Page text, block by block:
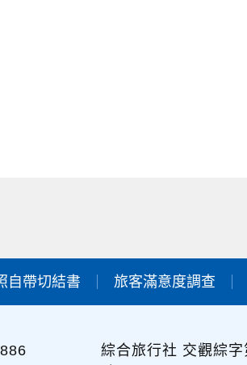
自帶切結書 旅客滿意度調查
綜合旅行社 交觀綜